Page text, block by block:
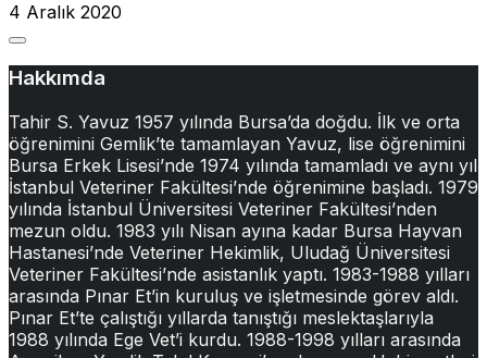
4 Aralık 2020
Hakkımda
Tahir S. Yavuz 1957 yılında Bursa’da doğdu. İlk ve orta
öğrenimini Gemlik’te tamamlayan Yavuz, lise öğrenimini
Bursa Erkek Lisesi’nde 1974 yılında tamamladı ve aynı yıl
İstanbul Veteriner Fakültesi’nde öğrenimine başladı. 1979
yılında İstanbul Üniversitesi Veteriner Fakültesi’nden
mezun oldu. 1983 yılı Nisan ayına kadar Bursa Hayvan
Hastanesi’nde Veteriner Hekimlik, Uludağ Üniversitesi
Veteriner Fakültesi’nde asistanlık yaptı. 1983-1988 yılları
arasında Pınar Et’in kuruluş ve işletmesinde görev aldı.
Pınar Et’te çalıştığı yıllarda tanıştığı meslektaşlarıyla
1988 yılında Ege Vet’i kurdu. 1988-1998 yılları arasında